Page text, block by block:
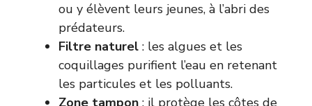
ou y élèvent leurs jeunes, à l’abri des
prédateurs.
Filtre naturel : les algues et les
coquillages purifient l’eau en retenant
les particules et les polluants.
Zone tampon : il protège les côtes de